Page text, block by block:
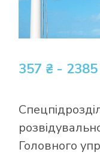
357 ₴ -
Головного